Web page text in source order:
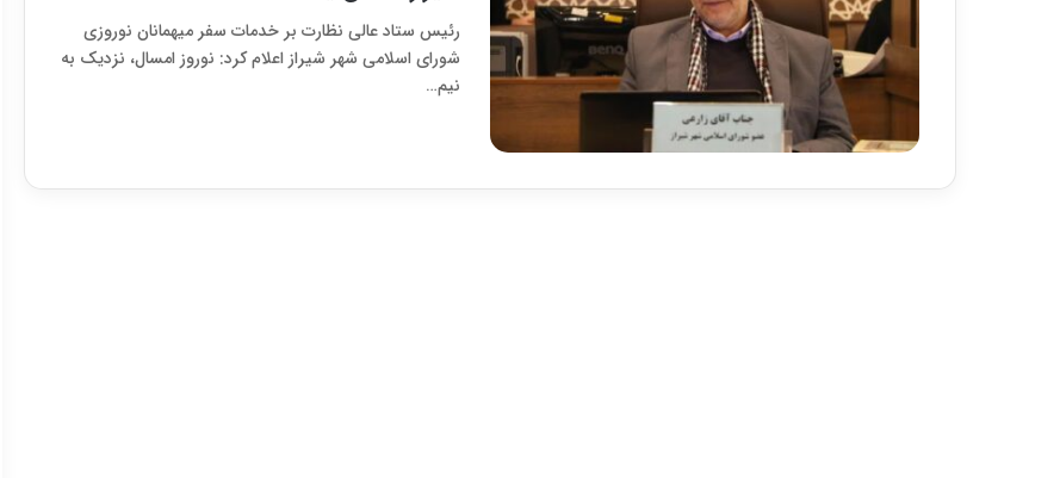
رئیس ستاد عالی نظارت بر خدمات سفر میهمانان نوروزی
شورای اسلامی شهر شیراز اعلام کرد: نوروز امسال، نزدیک به
نیم…